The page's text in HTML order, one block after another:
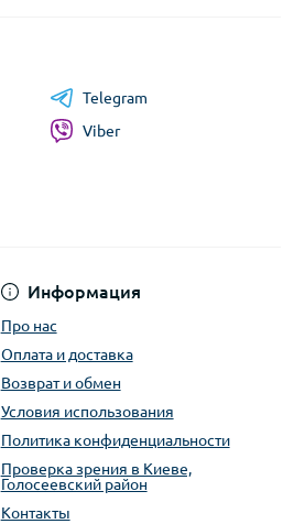
Информация
Про нас
Оплата и доставка
Возврат и обмен
Условия использования
Политика конфиденциальности
Проверка зрения в Киеве,
Голосеевский район
Контакты
Telegram
Viber